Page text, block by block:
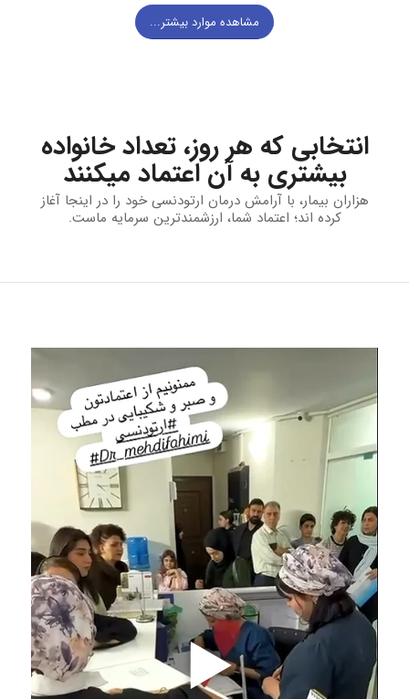
مشاهده موارد بیشتر...
انتخابی که هر روز، تعداد خانواده
بیشتری به آن اعتماد میکنند
هزاران بیمار، با آرامش درمان ارتودنسی خود را در اینجا آغاز
کرده اند؛ اعتماد شما، ارزشمندترین سرمایه ماست.